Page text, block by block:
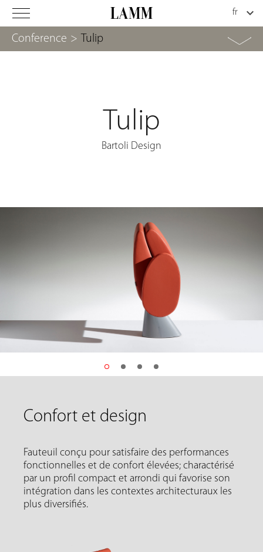
Conference > Tulip
Tulip
Bartoli Design
Confort et design
Fauteuil conçu pour satisfaire des performances
fonctionnelles et de confort élevées; charactérisé
par un profil compact et arrondi qui favorise son
intégration dans les contextes architecturaux les
plus diversifiés.